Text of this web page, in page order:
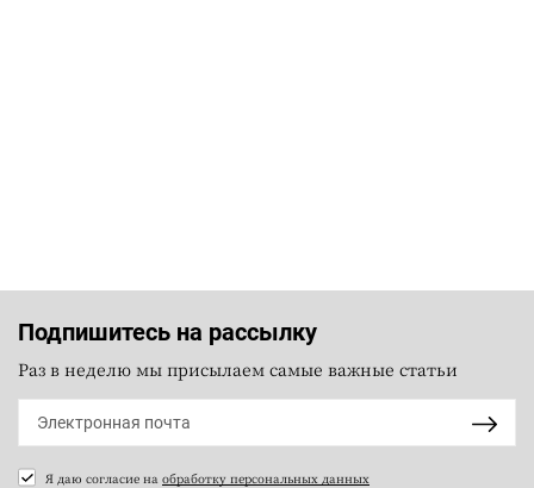
Подпишитесь на рассылку
Раз в неделю мы присылаем самые важные статьи
Я даю согласие на обработку персональных данных